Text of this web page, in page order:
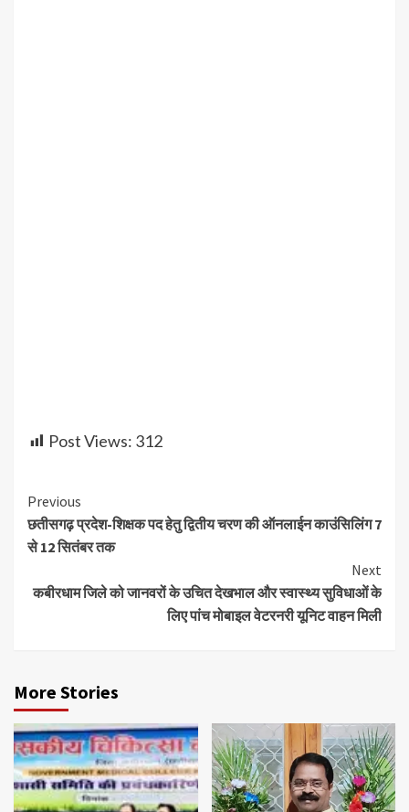
Post Views: 312
Continue
Reading
Previous
छतीसगढ़ प्रदेश-शिक्षक पद हेतु द्वितीय चरण की ऑनलाईन काउंसिलिंग 7
से 12 सितंबर तक
Next
कबीरधाम जिले को जानवरों के उचित देखभाल और स्वास्थ्य सुविधाओं के
लिए पांच मोबाइल वेटरनरी यूनिट वाहन मिली
More Stories